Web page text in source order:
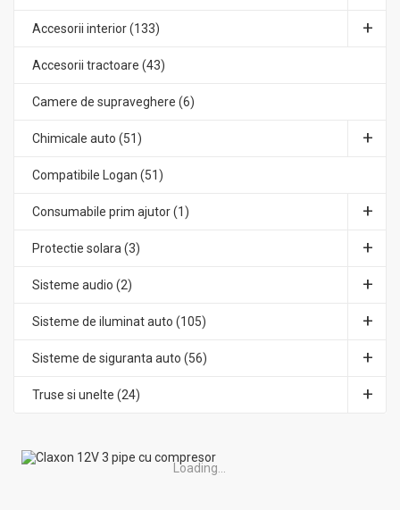
Accesorii interior (133)
Accesorii tractoare (43)
Camere de supraveghere (6)
Chimicale auto (51)
Compatibile Logan (51)
Consumabile prim ajutor (1)
Protectie solara (3)
Sisteme audio (2)
Sisteme de iluminat auto (105)
Sisteme de siguranta auto (56)
Truse si unelte (24)
Loading...